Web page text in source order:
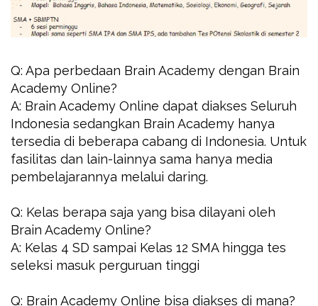
Q: Apa perbedaan Brain Academy dengan Brain
Academy Online?
A: Brain Academy Online dapat diakses Seluruh
Indonesia sedangkan Brain Academy hanya
tersedia di beberapa cabang di Indonesia. Untuk
fasilitas dan lain-lainnya sama hanya media
pembelajarannya melalui daring.
Q: Kelas berapa saja yang bisa dilayani oleh
Brain Academy Online?
A: Kelas 4 SD sampai Kelas 12 SMA hingga tes
seleksi masuk perguruan tinggi
Q: Brain Academy Online bisa diakses di mana?